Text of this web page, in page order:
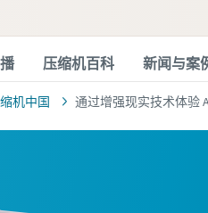
压缩机百科 新闻与案
机中国 通过增强现实技术体验